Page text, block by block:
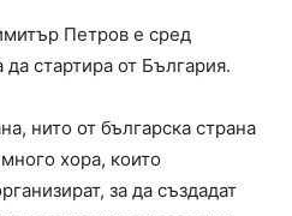
Петров е сред
стартира от България.
нито от българска страна
хора, които
за да създадат